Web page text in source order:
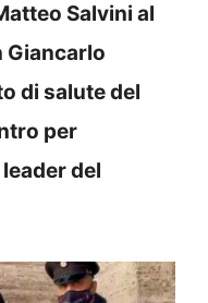
Salvini al
Giancarlo
di salute del
per
del